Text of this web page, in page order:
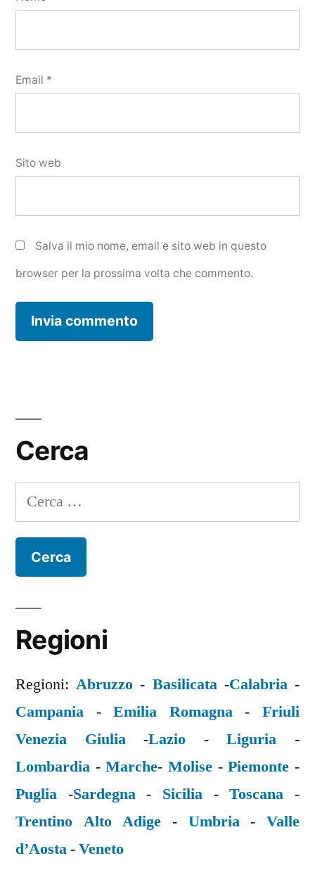
Email *
Sito web
Salva il mio nome, email e sito web in questo
browser per la prossima volta che commento.
Cerca
Ricerca
per:
Regioni
Regioni:Abruzzo - Basilicata-Calabria-
Campania -Emilia Romagna-Friuli
Venezia Giulia-Lazio -Liguria -
Lombardia -Marche-Molise -Piemonte -
Puglia -Sardegna- Sicilia -Toscana -
Trentino Alto Adige - Umbria-Valle
d’Aosta-Veneto